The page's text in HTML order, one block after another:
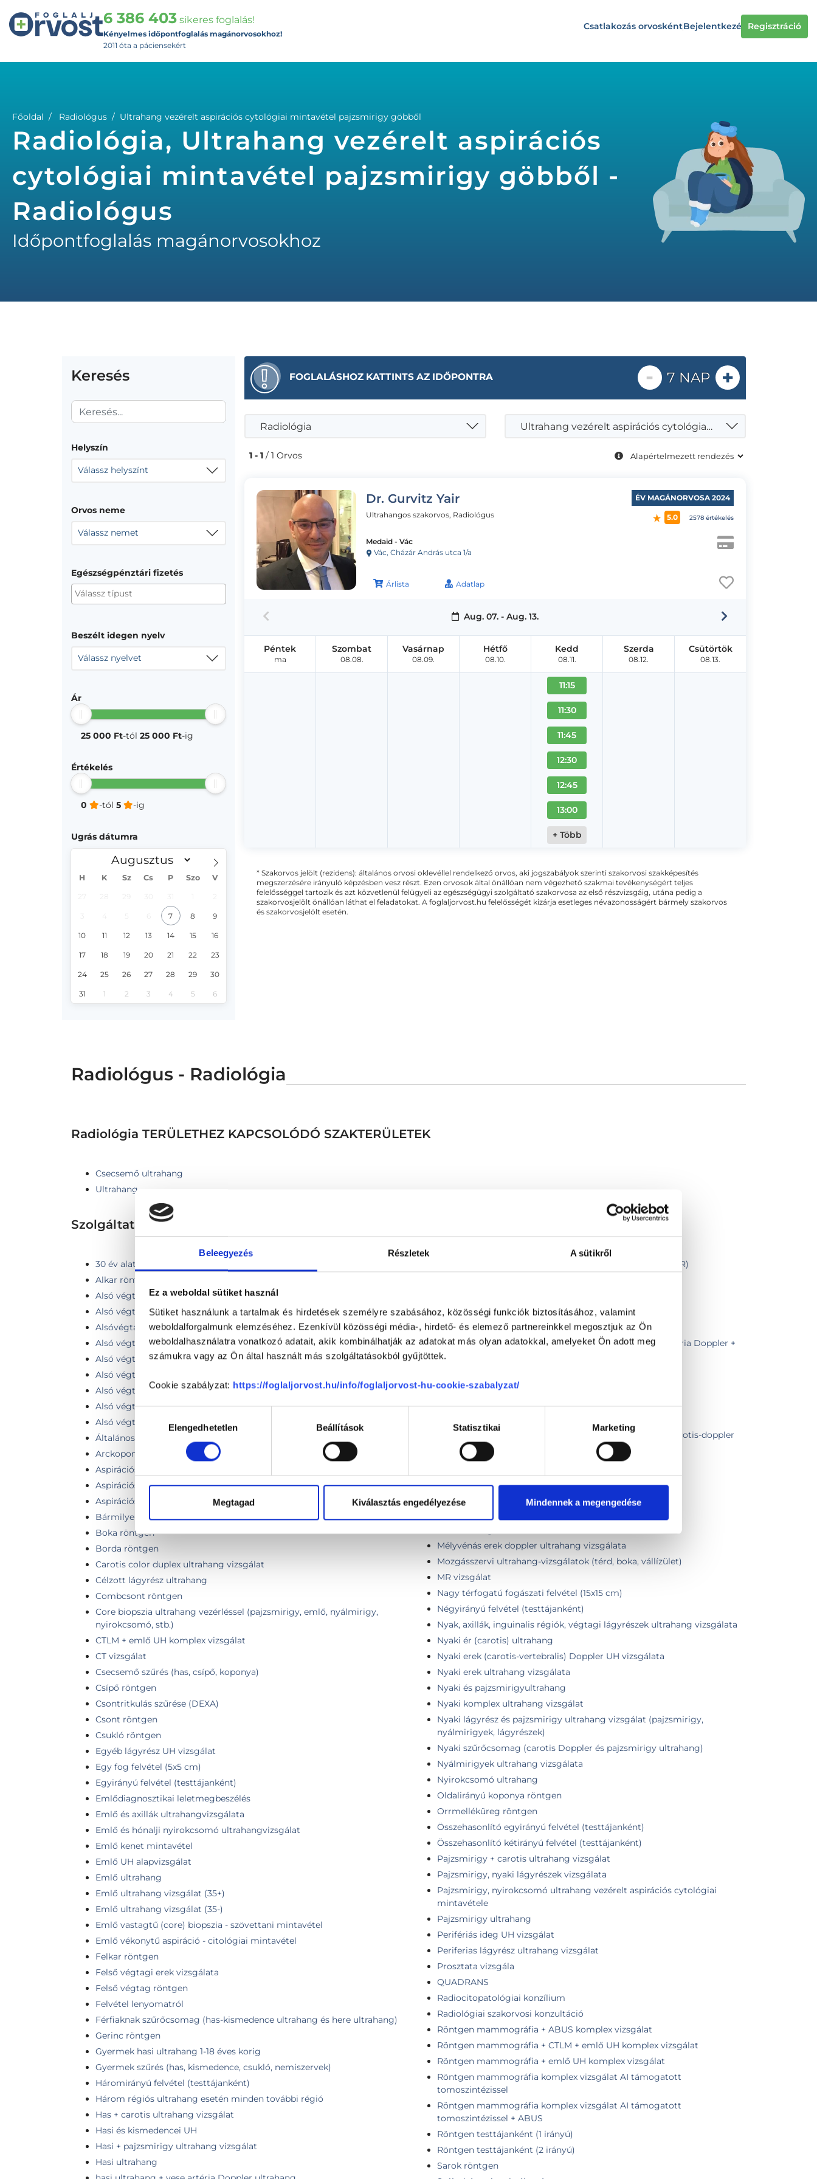
Beleegyezés Részletek A sütikről
Ez a weboldal sütiket használ
Sütiket használunk a tartalmak és hirdetések személyre szabásához, közösségi funkciók biztosításához, valamint
weboldalforgalmunk elemzéséhez. Ezenkívül közösségi média-, hirdető- és elemező partnereinkkel megosztjuk az Ön
weboldalhasználatra vonatkozó adatait, akik kombinálhatják az adatokat más olyan adatokkal, amelyeket Ön adott meg
számukra vagy az Ön által használt más szolgáltatásokból gyűjtöttek.
Cookie szabályzat: https://foglaljorvost.hu/info/foglaljorvost-hu-cookie-szabalyzat/
kiválasztásaElengedhetetlen Beállítások Statisztikai Marketing
Megtagad Kiválasztás engedélyezése Mindennek a megengedése
6 386 403 sikeres foglalás!
Kényelmes időpontfoglalás magánorvosokhoz!
2011 óta a páciensekért
Csatlakozás orvoskéntBejelentkezés Regisztráció
Főoldal Radiológus Ultrahang vezérelt aspirációs cytológiai mintavétel pajzsmirigy göbből
Radiológia, Ultrahang vezérelt aspirációs
cytológiai mintavétel pajzsmirigy göbből -
Radiológus
Időpontfoglalás magánorvosokhoz
Keresés
Helyszín
Válassz helyszínt
Orvos neme
Válassz nemet
Egészségpénztári fizetés
Beszélt idegen nyelv
Válassz nyelvet
Ár
25 000 Ft-tól 25 000 Ft-ig
Értékelés
0 -tól 5 -ig
Ugrás dátumra
H K Sz Cs P Szo V
7 8 9
10 11 12 13 14 15 16
17 18 19 20 21 22 23
24 25 26 27 28 29 30
31 1 2 3 4 5 6
FOGLALÁSHOZ KATTINTS AZ IDŐPONTRA - 7 NAP +
Radiológia Ultrahang vezérelt aspirációs cytológiai mintavétel pajzsmirigy göbből
1 - 1 / 1 Orvos
Dr. Gurvitz Yair
Ultrahangos szakorvos, Radiológus
Medaid - Vác
Vác, Cházár András utca 1/a
Árlista Adatlap
ÉV MAGÁNORVOSA 2024
5.0 2578 értékelés
Aug. 07. - Aug. 13.
Péntek
ma
Szombat
08.08.
Vasárnap
08.09.
Hétfő
08.10.
Kedd
08.11.
11:15
11:30
11:45
12:30
12:45
13:00
+ Több
Szerda
08.12.
Csütörtök
08.13.
* Szakorvos jelölt (rezidens): általános orvosi oklevéllel rendelkező orvos, aki jogszabályok szerinti szakorvosi szakképesítés
megszerzésére irányuló képzésben vesz részt. Ezen orvosok által önállóan nem végezhető szakmai tevékenységért teljes
felelősséggel tartozik és azt közvetlenül felügyeli az egészségügyi szolgáltató szakorvosa az első részvizsgáig, utána pedig a
szakorvosjelölt önállóan láthat el feladatokat. A foglaljorvost.hu felelősségét kizárja esetleges névazonosságért bármely szakorvos
és szakorvosjelölt esetén.
Radiológus - Radiológia
Radiológia TERÜLETHEZ KAPCSOLÓDÓ SZAKTERÜLETEK
Csecsemő ultrahang
Ultrahang
Szolgáltatások
30 év alatti emlő ultrahang vizsgálat
Alkar röntgen
Alsó végtag (egy láb) vénás Doppler vizsgálata
Alsó végtagi color Doppler ultrahang vizsgálat
Alsóvégtagi Doppler ultrahang - két végtag
Alsó végtagi erek vizsgálata
Alsó végtagi mélyvénák ultrahangos vizsgálata
Alsó végtagi vénák ultrahang vizsgálata
Alsó végtag röntgen
Alsó végtag vénás vagy artériás rendszerének vizsgálata egy oldalon
Alsó végtag vénás vagy artériás rendszerének vizsgálata két oldalon
Általános szűrőcsomag (pajzsmirigy és has-kismedence ultrahang)
Arckoponya röntgen
Aspirációs citológiai mintavétel vékonytűvel
Aspirációs mintavétel ultrahang vezérléssel felületes szervből, szövetből
Aspirációs mintavétel ultrahang vezérléssel pajzsmirigyből
Bármilyen röntgenvizsgálat testtájanként (felnőtt)
Boka röntgen
Borda röntgen
Carotis color duplex ultrahang vizsgálat
Célzott lágyrész ultrahang
Combcsont röntgen
Core biopszia ultrahang vezérléssel (pajzsmirigy, emlő, nyálmirigy,
nyirokcsomó, stb.)
CTLM + emlő UH komplex vizsgálat
CT vizsgálat
Csecsemő szűrés (has, csípő, koponya)
Csípő röntgen
Csontritkulás szűrése (DEXA)
Csont röntgen
Csukló röntgen
Egyéb lágyrész UH vizsgálat
Egy fog felvétel (5x5 cm)
Egyirányú felvétel (testtájanként)
Emlődiagnosztikai leletmegbeszélés
Emlő és axillák ultrahangvizsgálata
Emlő és hónalji nyirokcsomó ultrahangvizsgálat
Emlő kenet mintavétel
Emlő UH alapvizsgálat
Emlő ultrahang
Emlő ultrahang vizsgálat (35+)
Emlő ultrahang vizsgálat (35-)
Emlő vastagtű (core) biopszia - szövettani mintavétel
Emlő vékonytű aspiráció - citológiai mintavétel
Felkar röntgen
Felső végtagi erek vizsgálata
Felső végtag röntgen
Felvétel lenyomatról
Férfiaknak szűrőcsomag (has-kismedence ultrahang és here ultrahang)
Gerinc röntgen
Gyermek hasi ultrahang 1-18 éves korig
Gyermek szűrés (has, kismedence, csukló, nemiszervek)
Háromirányú felvétel (testtájanként)
Három régiós ultrahang esetén minden további régió
Has + carotis ultrahang vizsgálat
Hasi és kismedencei UH
Hasi + pajzsmirigy ultrahang vizsgálat
Hasi ultrahang
Konzultáció hozott leletek alapján, vizsgálat nélkül (CT, MR)
Lábszár röntgen
Lágyrész ultrahang
Magas vérnyomás komplex vizsgálat (hasi UH + vese artéria Doppler +
nyaki erek Doppler + pajzsmirigy UH)
Mammográfia emlő tomoszintézissel
Mammográfia (tomoszintézis)
"Manager-szűrés": hasi- és kismedence + pajzsmirigy + carotis-doppler
Mandibula felvétel (15x8 cm)
Medence röntgen
Mellkas 2 irányú rtg felvétel
Mélyvénás erek doppler ultrahang vizsgálata
Mozgásszervi ultrahang-vizsgálatok (térd, boka, vállízület)
MR vizsgálat
Nagy térfogatú fogászati felvétel (15x15 cm)
Négyirányú felvétel (testtájanként)
Nyak, axillák, inguinalis régiók, végtagi lágyrészek ultrahang vizsgálata
Nyaki ér (carotis) ultrahang
Nyaki erek (carotis-vertebralis) Doppler UH vizsgálata
Nyaki erek ultrahang vizsgálata
Nyaki és pajzsmirigyultrahang
Nyaki komplex ultrahang vizsgálat
Nyaki lágyrész és pajzsmirigy ultrahang vizsgálat (pajzsmirigy,
nyálmirigyek, lágyrészek)
Nyaki szűrőcsomag (carotis Doppler és pajzsmirigy ultrahang)
Nyálmirigyek ultrahang vizsgálata
Nyirokcsomó ultrahang
Oldalirányú koponya röntgen
Orrmelléküreg röntgen
Összehasonlító egyirányú felvétel (testtájanként)
Összehasonlító kétirányú felvétel (testtájanként)
Pajzsmirigy + carotis ultrahang vizsgálat
Pajzsmirigy, nyaki lágyrészek vizsgálata
Pajzsmirigy, nyirokcsomó ultrahang vezérelt aspirációs cytológiai
mintavétele
Pajzsmirigy ultrahang
Perifériás ideg UH vizsgálat
Periferias lágyrész ultrahang vizsgálat
Prosztata vizsgála
QUADRANS
Radiocitopatológiai konzílium
Radiológiai szakorvosi konzultáció
Röntgen mammográfia + ABUS komplex vizsgálat
Röntgen mammográfia + CTLM + emlő UH komplex vizsgálat
Röntgen mammográfia + emlő UH komplex vizsgálat
Röntgen mammográfia komplex vizsgálat AI támogatott
tomoszintézissel
Röntgen mammográfia komplex vizsgálat AI támogatott
tomoszintézissel + ABUS
Röntgen testtájanként (1 irányú)
Röntgen testtájanként (2 irányú)
Sarok röntgen